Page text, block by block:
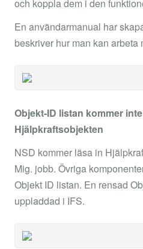
och koppla dem i den
En användarmanual har
beskriver hur man kan
Objekt-ID listan kommer
Hjälpkraftsobjekten
NSD kommer läsa in
Mig. jobb. Övriga
Objekt ID listan. En rensad
uppladdad i IFS.